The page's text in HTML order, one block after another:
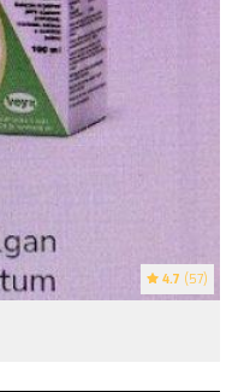
4.7 (57)